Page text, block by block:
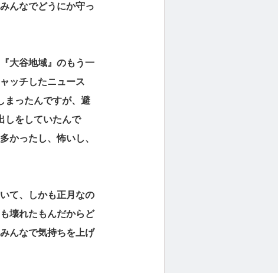
んなでどうにか守っ
大谷地域』のもう一
ッチしたニュース
まったんですが、避
しをしていたんで
かったし、怖いし、
て、しかも正月なの
壊れたもんだからど
んなで気持ちを上げ